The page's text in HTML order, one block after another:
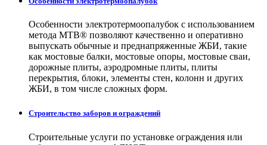
Особенности электротермоопалубок с использованием
метода МТВ® позволяют качественно и оперативно
выпускать обычные и преднапряженные ЖБИ, такие
как мостовые балки, мостовые опоры, мостовые сваи,
дорожные плиты, аэродромные плиты, плиты
перекрытия, блоки, элементы стен, колонн и других
ЖБИ, в том числе сложных форм.
Строительство заборов и ограждений
Строительные услуги по установке ограждения или